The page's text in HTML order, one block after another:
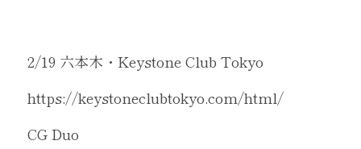
2/19 六本木・Keystone Club Tokyo
https://keystoneclubtokyo.com/html/
CG Duo